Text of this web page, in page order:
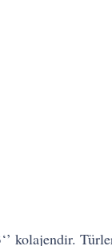
kolajendir.